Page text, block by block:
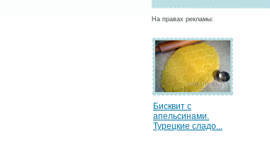
На правах рекламы:
Бисквит с
апельсинами.
Турецкие сладо...